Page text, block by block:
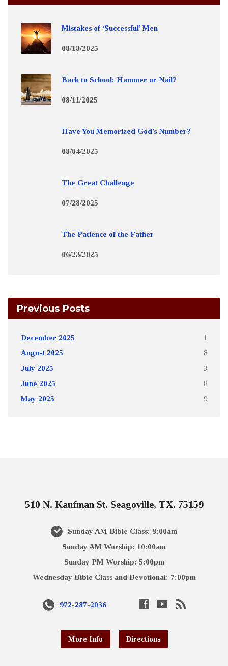
Mistakes of ‘Successful’ Men
08/18/2025
Back to School: Hammer or Nail?
08/11/2025
Have You Memorized God’s Number?
08/04/2025
The Great Challenge
07/28/2025
The Patience of the Father
06/23/2025
Previous Posts
December 2025 1
August 2025 8
July 2025 3
June 2025 8
May 2025 9
510 N. Kaufman St. Seagoville, TX. 75159
Sunday AM Bible Class: 9:00am
Sunday AM Worship: 10:00am
Sunday PM Worship: 5:00pm
Wednesday Bible Class and Devotional: 7:00pm
972-287-2036
More Info Directions